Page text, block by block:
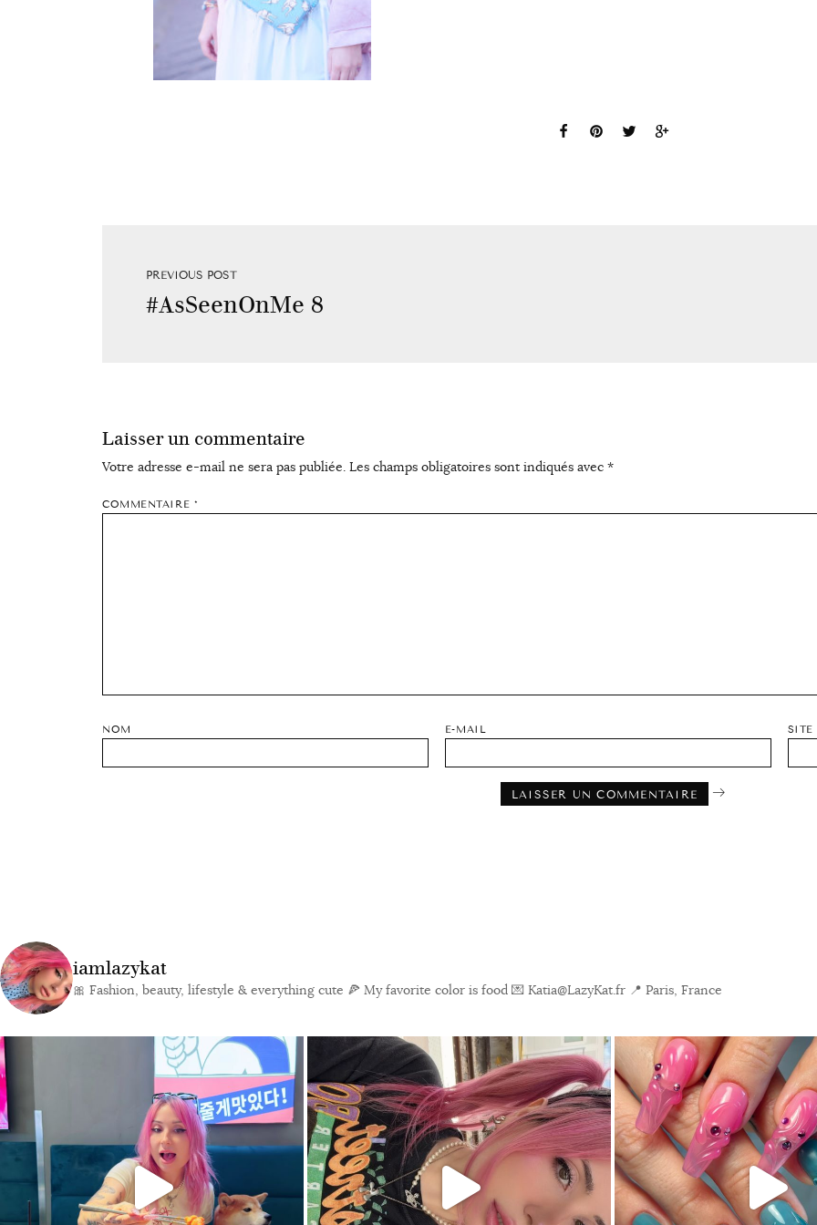
PREVIOUS POST
#AsSeenOnMe 8
Laisser un commentaire
Votre adresse e-mail ne sera pas publiée. Les champs obligatoires sont indiqués avec *
COMMENTAIRE *
NOM E-MAIL SITE
iamlazykat
🎀 Fashion, beauty, lifestyle & everything cute 🍕 My favorite color is food 💌 Katia@LazyKat.fr 📍 Paris, France